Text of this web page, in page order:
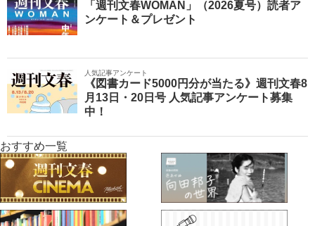
「週刊文春WOMAN」（2026夏号）読者ア
ンケート＆プレゼント
人気記事アンケート
《図書カード5000円分が当たる》週刊文春8
月13日・20日号 人気記事アンケート募集
中！
おすすめ一覧